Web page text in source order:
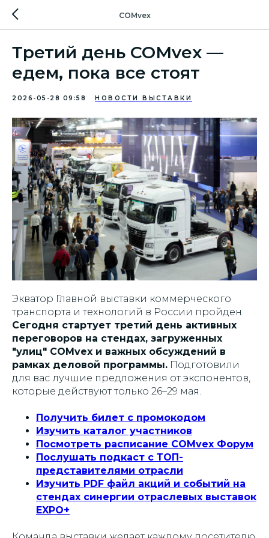
COMvex
Третий день COMvex —
едем, пока все стоят
2026-05-28 09:58 НОВОСТИ ВЫСТАВКИ
Экватор Главной выставки коммерческого
транспорта и технологий в России пройден.
Сегодня стартует третий день активных
переговоров на стендах, загруженных
"улиц" COMvex и важных обсуждений в
рамках деловой программы. Подготовили
для вас лучшие предложения от экспонентов,
которые действуют только 26–29 мая.
Получить билет с промокодом
Изучить каталог участников
Посмотреть расписание COMvex Форум
Послушать подкаст с ТОП-
представителями отрасли
Изучить PDF файл акций и событий на
стендах синергии отраслевых выставок
EXPO+